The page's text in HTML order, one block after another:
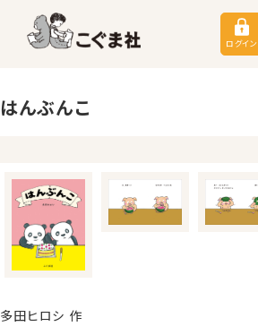
ログイン
はんぶんこ
多田ヒロシ 作